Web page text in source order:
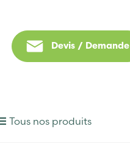
Devis / Demande
Tous nos produits